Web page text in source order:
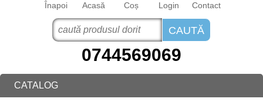
Înapoi Acasă Coș Login Contact
0744569069
CATALOG